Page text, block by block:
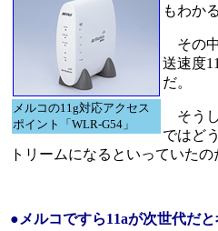
メルコの11g対応アクセス
ポイント「WLR-G54」
もわか
その中
送速度
だ。
そうし
ではど
トリームになるといっていた
●メルコですら11aが次世代だ